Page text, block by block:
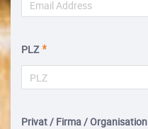
PLZ
Privat / Firma / Organisation